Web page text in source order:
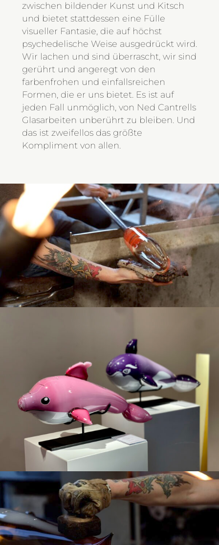
zwischen bildender Kunst und Kitsch
und bietet stattdessen eine Fülle
visueller Fantasie, die auf höchst
psychedelische Weise ausgedrückt wird.
Wir lachen und sind überrascht, wir sind
gerührt und angeregt von den
farbenfrohen und einfallsreichen
Formen, die er uns bietet. Es ist auf
jeden Fall unmöglich, von Ned Cantrells
Glasarbeiten unberührt zu bleiben. Und
das ist zweifellos das größte
Kompliment von allen.